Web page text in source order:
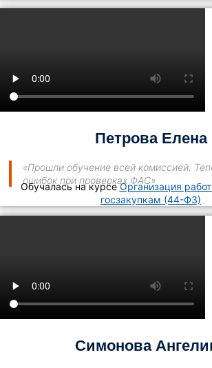
Петрова Елена
«Прошли обучение всей комиссией.
ошибок при проверках ФАС»
Обучалась на курсеОрганизация
госзакупкам (44-ФЗ)
Симонова